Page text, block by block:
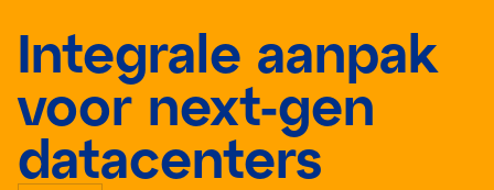
Integrale aanpak
voor next-gen
datacenters